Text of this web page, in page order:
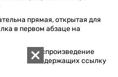
прямая, открытая для
в первом абзаце на
или воспроизведение
содержащих ссылку